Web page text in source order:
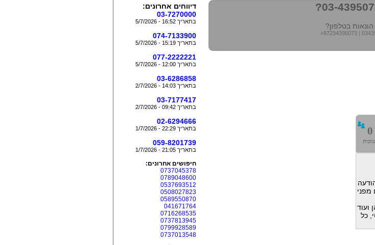
בטלפון?
+97234395073 |
0
מפני
ועוד
כל
דיווחים אחרונים:
03-7270000
בתאריך 16:52 - 5/7/2026
074-7133900
בתאריך 15:19 - 5/7/2026
077-2222221
בתאריך 12:00 - 5/7/2026
03-6286858
בתאריך 14:03 - 2/7/2026
03-7177417
בתאריך 09:42 - 2/7/2026
02-6294666
בתאריך 22:29 - 1/7/2026
059-8201739
בתאריך 21:05 - 1/7/2026
חיפושים אחרונים:
0737045378
0789048600
0537693512
0508027823
0589550870
041671764
0716268535
0737813945
0799928589
0737013548